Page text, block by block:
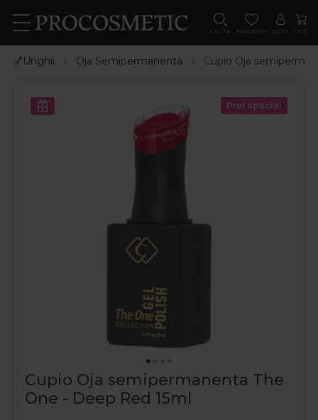
CAUTA FAVORITE CONT COS
💅Unghii Oja Semipermanenta Cupio Oja
Pret special
Cupio Oja semipermanenta The
One - Deep Red 15ml